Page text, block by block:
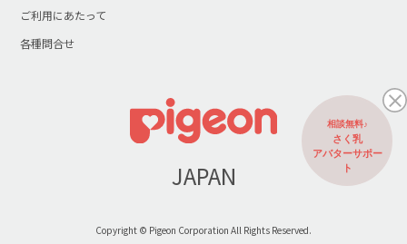
ご利用にあたって
各種問合せ
JAPAN
Copyright © Pigeon Corporation All Rights Reserved.
相談無料♪
さく乳
アバターサポー
ト